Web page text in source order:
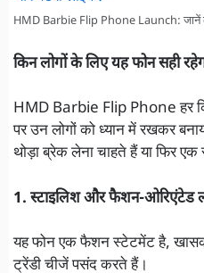
HMD Barbie Flip Phone Launch: जानें
किन लोगों के लिए यह फोन सही
HMD Barbie Flip Phone हर
पर उन लोगों को ध्यान में रखकर
थोड़ा ब्रेक लेना चाहते हैं या फिर
1. स्टाइलिश और फैशन-ओरिएंटेड
यह फोन एक फैशन स्टेटमेंट है,
ट्रेंडी चीजें पसंद करते हैं।